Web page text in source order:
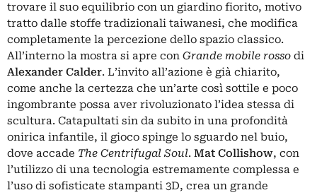
trovare il suo equilibrio con un giardino fiorito, motivo
tratto dalle stoffe tradizionali taiwanesi, che modifica
completamente la percezione dello spazio classico.
All’interno la mostra si apre con Grande mobile rosso di
Alexander Calder. L’invito all’azione è già chiarito,
come anche la certezza che un’arte così sottile e poco
ingombrante possa aver rivoluzionato l’idea stessa di
scultura. Catapultati sin da subito in una profondità
onirica infantile, il gioco spinge lo sguardo nel buio,
dove accade The Centrifugal Soul. Mat Collishow, con
l’utilizzo di una tecnologia estremamente complessa e
l’uso di sofisticate stampanti 3D, crea un grande